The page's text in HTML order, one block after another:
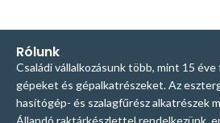
Rólunk
Családi vállalkozásunk több, mint 15 éve
gépeket és gépalkatrészeket. Az
hasítógép- és szalagfűrész alkatrészek